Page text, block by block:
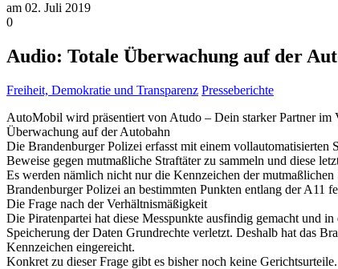
am 02. Juli 2019
0
Audio: Totale Überwachung auf der
Freiheit, Demokratie und Transparenz Presseberichte
AutoMobil wird präsentiert von Atudo – Dein starker Partner im
Überwachung auf der Autobahn
Die Brandenburger Polizei erfasst mit einem
Beweise gegen mutmaßliche Straftäter zu sammeln und diese
Es werden nämlich nicht nur die Kennzeichen der
Brandenburger Polizei an bestimmten Punkten entlang der A11
Die Frage nach der Verhältnismäßigkeit
Die Piratenpartei hat diese Messpunkte ausfindig gemacht und
Speicherung der Daten Grundrechte verletzt. Deshalb hat das
Kennzeichen eingereicht.
Konkret zu dieser Frage gibt es bisher noch keine